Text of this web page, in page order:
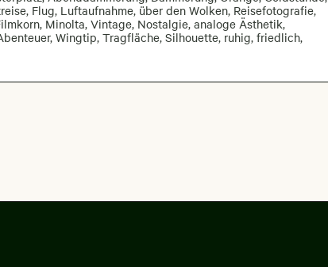
Flug, Luftaufnahme, über den Wolken, Reisefotografie,
Minolta, Vintage, Nostalgie, analoge Ästhetik,
Wingtip, Tragfläche, Silhouette, ruhig, friedlich,